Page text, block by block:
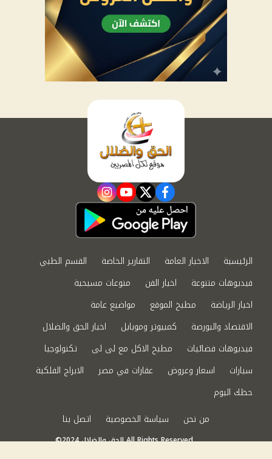
facebook
twitter
youtube
instagram
الرئيسية الاخبار العامة التقارير الخاصة
القسم الطبي
فيديوهات متنوعة
اخبار الفن
منوعات مسيحية
اخبار الرياضة
مطبخ الموقع
مواضيع عامة
الاقتصاد والبورصة
كمبيوتر وموبايل
اخبار الحق والضلال
فيديوهات فضائيات
مطبخ الاكل مع لى لى
تكنولوجيا
سيارات
اسعار وعروض عقارات في مصر
الابراج الفلكية
حظك اليوم
من نحن
سياسة الخصوصية اتصل بنا
©2024 الحق والضلال All Rights Reserved.